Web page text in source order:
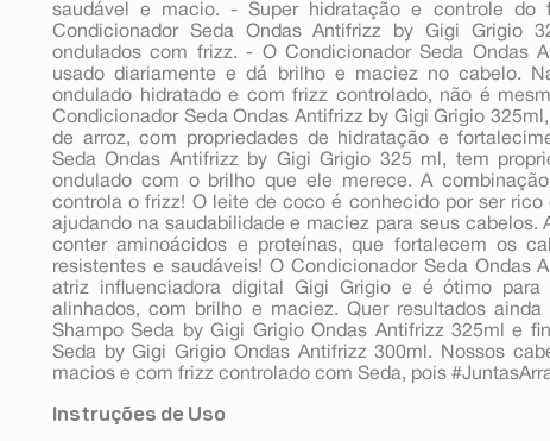
saudável e macio. - Super hidratação e controle do
Condicionador Seda Ondas Antifrizz by Gigi Grigio
ondulados com frizz. - O Condicionador Seda Ondas
usado diariamente e dá brilho e maciez no cabelo.
ondulado hidratado e com frizz controlado, não é
Condicionador Seda Ondas Antifrizz by Gigi Grigio
de arroz, com propriedades de hidratação e
Seda Ondas Antifrizz by Gigi Grigio 325 ml, tem
ondulado com o brilho que ele merece. A
controla o frizz! O leite de coco é conhecido por ser rico
ajudando na saudabilidade e maciez para seus cabelos.
conter aminoácidos e proteínas, que fortalecem os
resistentes e saudáveis! O Condicionador Seda Ondas
atriz influenciadora digital Gigi Grigio e é ótimo
alinhados, com brilho e maciez. Quer resultados
Shampo Seda by Gigi Grigio Ondas Antifrizz 325ml e
Seda by Gigi Grigio Ondas Antifrizz 300ml. Nossos
macios e com frizz controlado com Seda, pois
Instruções de Uso